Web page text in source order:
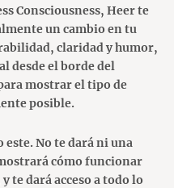
Consciousness, Heer te
un cambio en tu
claridad y humor,
desde el borde del
mostrar el tipo de
posible.
No te dará ni una
cómo funcionar
te dará acceso a todo lo